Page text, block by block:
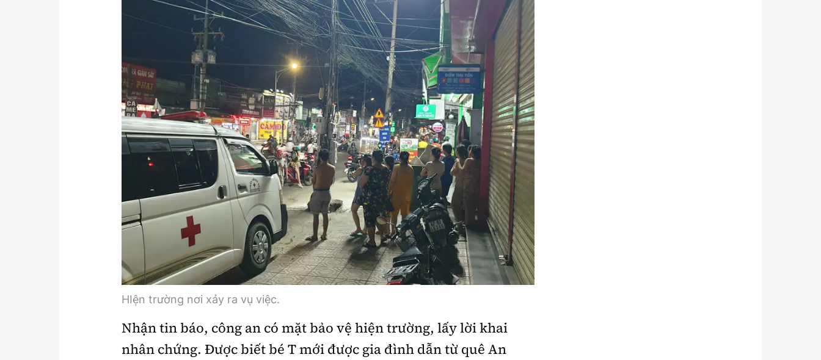
Lao động - Công đoàn
Showbiz
Điện ảnh
Âm nhạc
Bình luận
Hậu trường sao
360 độ thể thao
Sản phẩm mới
AI
Tư vấn
Thời sự Quốc tế
Hồ sơ tài liệu
Thế giới giao thông
Thế giới xây dựng
Đi ++
Du lịch
Khám phá
Lối sống
Ẩm thực
Video
Thời sự
Khám phá
Camera giao thông
Câu chuyện giao thông
Lăng kính xây dựng
Giải trí - Thể thao
HIện trường nơi xảy ra vụ việc.
Nhận tin báo, công an có mặt bảo vệ hiện trường, lấy lời khai
nhân chứng. Được biết bé T mới được gia đình dẫn từ quê An